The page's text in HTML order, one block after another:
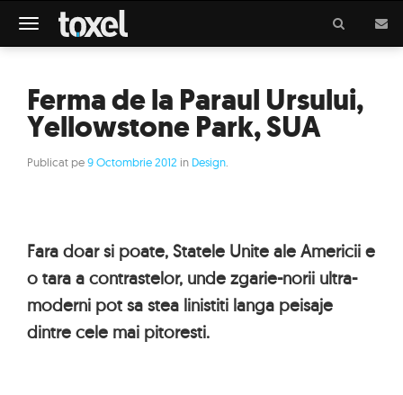
Meniu
Ferma de la Paraul Ursului,
Yellowstone Park, SUA
Publicat pe9 Octombrie 2012 in Design
Fara doar si poate, Statele Unite ale Americii e
o tara a contrastelor, unde zgarie-norii ultra-
moderni pot sa stea linistiti langa peisaje
dintre cele mai pitoresti.